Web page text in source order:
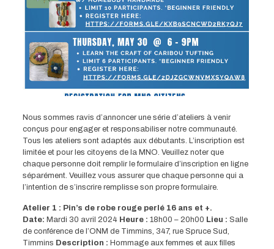
Nous sommes ravis d’annoncer une série d’ateliers à venir
conçus pour engager et responsabiliser notre communauté.
Tous les ateliers sont adaptés aux débutants. L’inscription est
limitée et pour les citoyens de la MNO. Veuillez noter que
chaque personne doit remplir le formulaire d’inscription en ligne
séparément. Veuillez vous assurer que chaque personne qui a
l’intention de s’inscrire remplisse son propre formulaire.
Atelier 1 : Pin’s de robe rouge perlé 16 ans et +.
Date: Mardi 30 avril 2024 Heure : 18h00 – 20h00 Lieu : Salle
de conférence de l’ONM de Timmins, 347, rue Spruce Sud,
Timmins Description : Hommage aux femmes et aux filles